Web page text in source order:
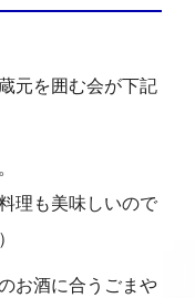
元を囲む会が下記
理も美味しいので
お酒に合うごまや